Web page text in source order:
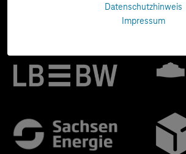
Datenschutzhinweis
Impressum